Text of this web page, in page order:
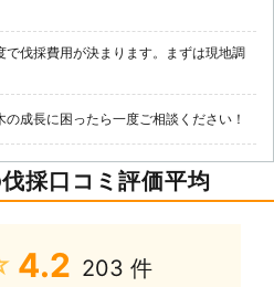
で伐採費用が決まります。まずは現地調
成長に困ったら一度ご相談ください！
採口コミ評価平均
4.2 203 件